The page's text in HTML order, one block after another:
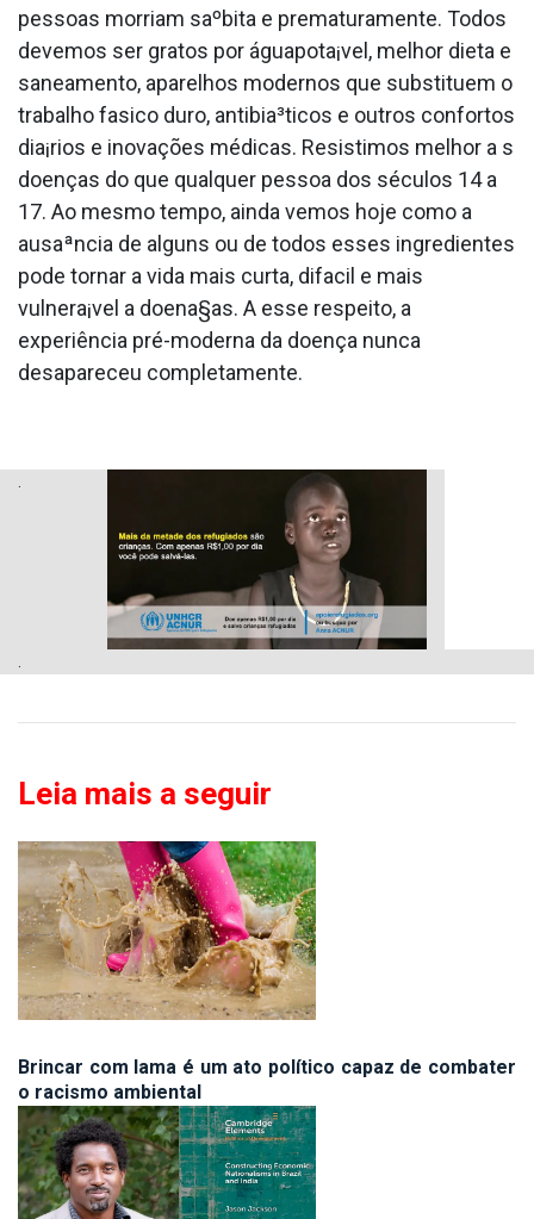
pessoas morriam saºbita e prematuramente. Todos
devemos ser gratos por águapota¡vel, melhor dieta e
saneamento, aparelhos modernos que substituem o
trabalho fa­sico duro, antibia³ticos e outros confortos
dia¡rios e inovações médicas. Resistimos melhor a s
doenças do que qualquer pessoa dos séculos 14 a
17. Ao mesmo tempo, ainda vemos hoje como a
ausaªncia de alguns ou de todos esses ingredientes
pode tornar a vida mais curta, difa­cil e mais
vulnera¡vel a doena§as. A esse respeito, a
experiência pré-moderna da doença nunca
desapareceu completamente.
Leia mais a seguir
Brincar com lama é um ato político capaz de combater
o racismo ambiental